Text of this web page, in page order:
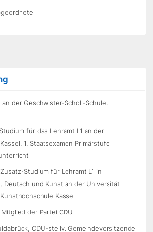
an der Geschwister-Scholl-Schule,
für das Lehramt L1 an der
1. Staatsexamen Primärstufe
Studium für Lehramt L1 in
Deutsch und Kunst an der Universität
Kassel
Mitglied der Partei CDU
CDU-stellv. Gemeindevorsitzende